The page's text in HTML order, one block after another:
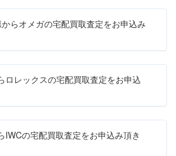
らオメガの宅配買取査定をお申込み
ロレックスの宅配買取査定をお申込
IWCの宅配買取査定をお申込み頂き